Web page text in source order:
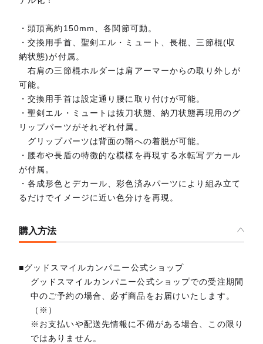
・頭頂高約150mm、各関節可動。
・交換用手首、聖剣エル・ミュート、長棍、三節棍(収
納状態)が付属。
右肩の三節棍ホルダーは肩アーマーからの取り外しが
可能。
・交換用手首は設定通り腰に取り付けが可能。
・聖剣エル・ミュートは抜刀状態、納刀状態再現用のグ
リップパーツがそれぞれ付属。
グリップパーツは背面の鞘への着脱が可能。
・腰布や長盾の特徴的な模様を再現する水転写デカール
が付属。
・各成形色とデカール、彩色済みパーツにより組み立て
るだけでイメージに近い色分けを再現。
購入方法
■グッドスマイルカンパニー公式ショップ
グッドスマイルカンパニー公式ショップでの受注期間
中のご予約の場合、必ず商品をお届けいたします。
（※）
※お支払いや配送先情報に不備がある場合、この限り
ではありません。